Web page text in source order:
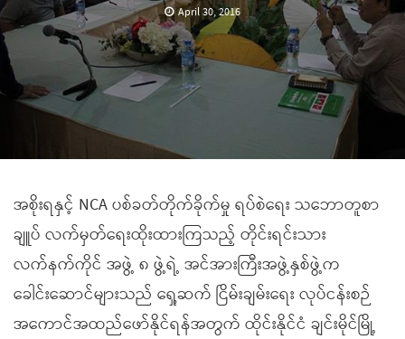
April 30, 2016
အစိုးရနှင့် NCA ပစ်ခတ်တိုက်ခိုက်မှု ရပ်စဲရေး သဘောတူစာ
ချူပ် လက်မှတ်ရေးထိုးထားကြသည့် တိုင်းရင်းသား
လက်နက်ကိုင် အဖွဲ့ ၈ ဖွဲ့ရဲ့ အင်အားကြီးအဖွဲ့နှစ်ဖွဲ့က
ခေါင်းဆောင်များသည် ရှေ့ဆက် ငြိမ်းချမ်းရေး လုပ်ငန်းစဉ်
အကောင်အထည်ဖော်နိုင်ရန်အတွက် ထိုင်းနိုင်ငံ ချင်းမိုင်မြို့